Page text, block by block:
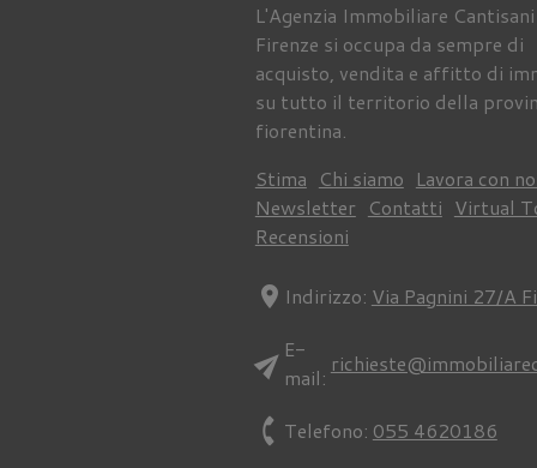
L'Agenzia Immobiliare Cantisani
Firenze si occupa da sempre di
acquisto, vendita e affitto di
su tutto il territorio della
fiorentina.
Stima Chi siamo Lavora con
Newsletter Contatti Virtual
Recensioni
location_on Indirizzo: Via Pagnini 27/A
sendE-
mail:
phoneTelefono: 055 4620186